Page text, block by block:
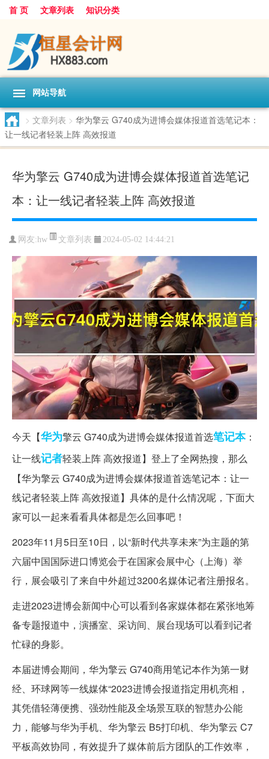
首 页 文章列表 知识分类
网站导航
> 文章列表 > 华为擎云 G740成为进博会媒体报道首选笔记本：
让一线记者轻装上阵 高效报道
华为擎云 G740成为进博会媒体报道首选笔记
本：让一线记者轻装上阵 高效报道
网友:hw 文章列表 2024-05-02 14:44:21
今天【华为擎云 G740成为进博会媒体报道首选笔记本：
让一线记者轻装上阵 高效报道】登上了全网热搜，那么
【华为擎云 G740成为进博会媒体报道首选笔记本：让一
线记者轻装上阵 高效报道】具体的是什么情况呢，下面大
家可以一起来看看具体都是怎么回事吧！
2023年11月5日至10日，以“新时代共享未来”为主题的第
六届中国国际进口博览会于在国家会展中心（上海）举
行，展会吸引了来自中外超过3200名媒体记者注册报名。
走进2023进博会新闻中心可以看到各家媒体都在紧张地筹
备专题报道中，演播室、采访间、展台现场可以看到记者
忙碌的身影。
本届进博会期间，华为擎云 G740商用笔记本作为第一财
经、环球网等一线媒体“2023进博会报道指定用机亮相，
其凭借轻薄便携、强劲性能及全场景互联的智慧办公能
力，能够与华为手机、华为擎云 B5打印机、华为擎云 C7
平板高效协同，有效提升了媒体前后方团队的工作效率，